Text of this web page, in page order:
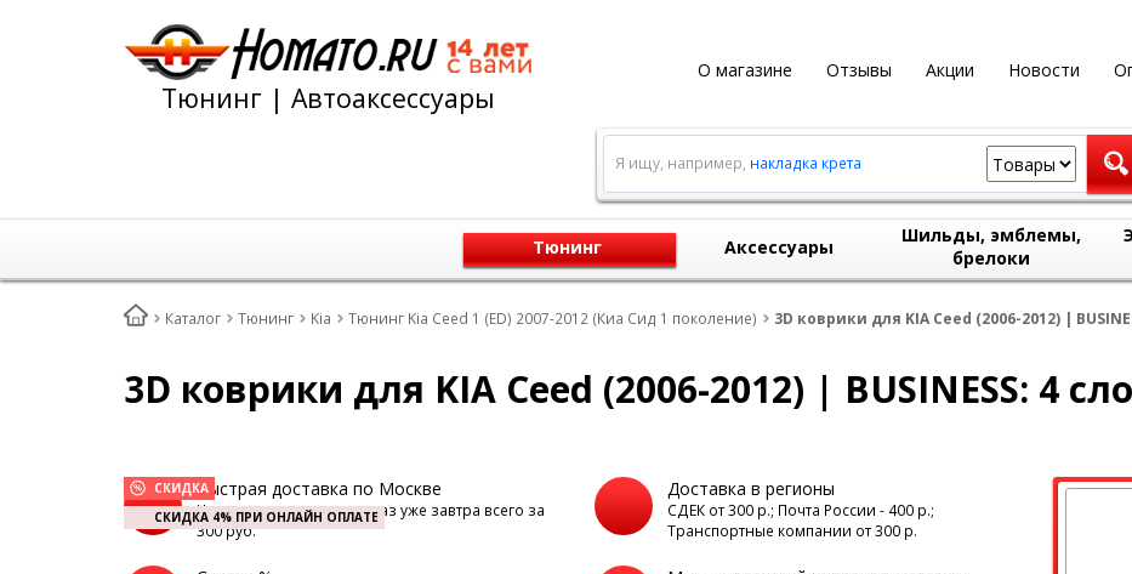
О магазине Отзывы Акции Новости
Тюнинг | Автоаксессуары
Я ищу, например, накладка крета
Тюнинг Аксессуары
Шильды, эмблемы,
брелоки
Каталог Тюнинг Kia Тюнинг Kia Ceed 1 (ED) 2007-2012 (Киа Сид 1 поколение) 3D коврики для KIA Ceed (2006-2012) |
3D коврики для KIA Ceed (2006-2012) | BUSINESS: 4
СКИДКА
СКИДКА 4% ПРИ ОНЛАЙН ОПЛАТЕ
Быстрая доставка по Москве
Наш курьер доставит заказ уже завтра всего за
300 руб.
Доставка в регионы
СДЕК от 300 р.; Почта России - 400 р.;
Транспортные компании от 300 р.